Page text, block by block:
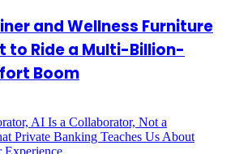
and Wellness Furniture
to Ride a Multi-Billion-
Boom